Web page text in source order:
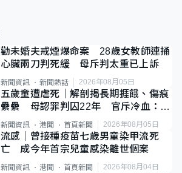
勸未婚夫戒煙爆命案 28歲女教師連捅
心臟兩刀判死緩 母斥判太重已上訴
新聞資訊 新聞熱話 2026年08月05日
五歲童遭虐死｜解剖揭長期捱餓、傷痕
纍纍 母認罪判囚22年 官斥冷血：同
類案最惡劣
新聞資訊 港聞 首頁新聞 2026年08月05日
流感｜曾接種疫苗七歲男童染甲流死
亡 成今年首宗兒童感染離世個案
新聞資訊 港聞 首頁新聞 2026年08月04日